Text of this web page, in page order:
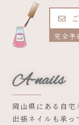
完全予
A-nails
岡山県にある自宅
出張ネイルも承っ